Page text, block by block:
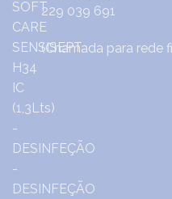
229 039 691
(Chamada para rede